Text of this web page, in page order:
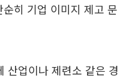
히 기업 이미지 제고 문
산업이나 제련소 같은 경